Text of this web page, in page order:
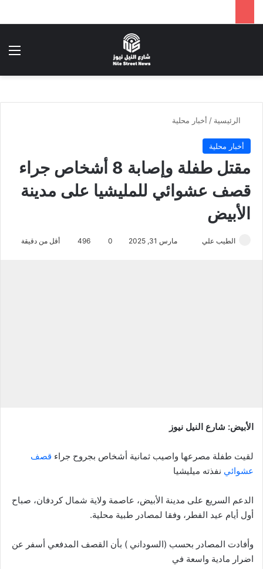
الرئيسية / أخبار محلية
أخبار محلية
مقتل طفلة وإصابة 8 أشخاص جراء
قصف عشوائي للمليشيا على مدينة
الأبيض
الطيب علي مارس 31, 2025 0
496 أقل من دقيقة
الأبيض: شارع النيل نيوز
لقيت طفلة مصرعها واصيب ثمانية أشخاص بجروح جراء قصف
عشوائي نفذته ميليشيا
الدعم السريع على مدينة الأبيض، عاصمة ولاية شمال كردفان، صباح
أول أيام عيد الفطر، وفقا لمصادر طبية محلية.
وأفادت المصادر بحسب (السوداني ) بأن القصف المدفعي أسفر عن
اضرار مادية واسعة في